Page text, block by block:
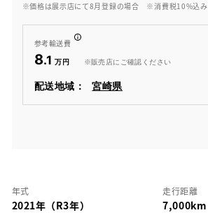
※価格は展示店にて8月登録の場合 ※消費税10%込み
参考輸送費
8.1 ※販売店にご確認ください
配送地域： 宮崎県
年式
2021年（R3年）
走行距離
7,000km